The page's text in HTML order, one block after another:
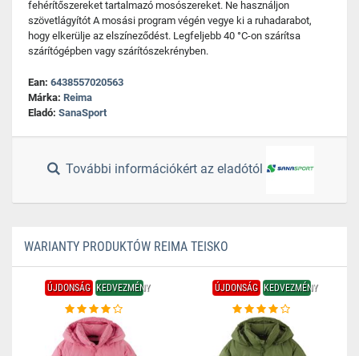
fehérítőszereket tartalmazó mosószereket. Ne használjon
szövetlágyítót A mosási program végén vegye ki a ruhadarabot,
hogy elkerülje az elszíneződést. Legfeljebb 40 °C-on szárítsa
szárítógépben vagy szárítószekrényben.
Ean: 6438557020563
Márka: Reima
Eladó: SanaSport
További információkért az eladótól
WARIANTY PRODUKTÓW REIMA TEISKO
ÚJDONSÁG KEDVEZMÉNY ÚJDONSÁG KEDVEZMÉNY